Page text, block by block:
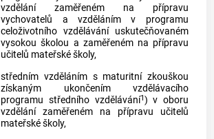
vzdělání zaměřeném na přípravu
vychovatelů a vzděláním v programu
celoživotního vzdělávání uskutečňovaném
vysokou školou a zaměřeném na přípravu
učitelů mateřské školy,
středním vzděláním s maturitní zkouškou
získaným ukončením vzdělávacího
programu středního vzdělávání1) v oboru
vzdělání zaměřeném na přípravu učitelů
mateřské školy,